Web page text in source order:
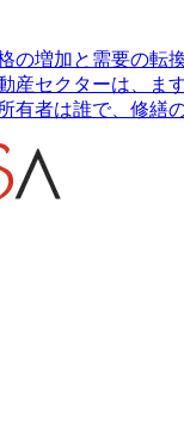
の増加と需要の転
産セクターは、ま
有者は誰で、修繕